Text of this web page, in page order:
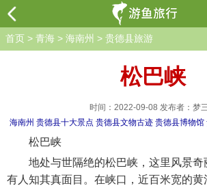
首页 > 青海 > 海南州 > 贵德县旅游
松巴峡
时间：2022-09-08 发布者：梦
海南州 贵德县十大景点 贵德县文物古迹 贵德县博物馆
松巴峡
地处与世隔绝的松巴峡，这里风景奇
有人知其真面目。在峡口，近百米宽的黄